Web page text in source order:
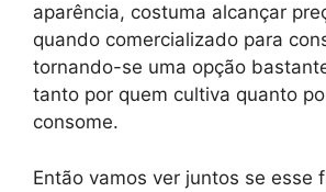
aparência, costuma alcançar
quando comercializado para
tornando-se uma opção
tanto por quem cultiva quanto
consome.
Então vamos ver juntos se esse